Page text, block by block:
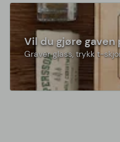
Vil du gjøre gaven
Graver glass, trykk t-